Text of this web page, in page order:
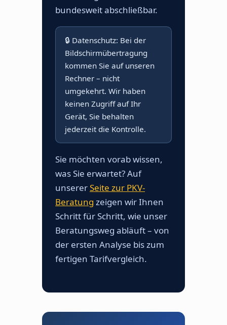
bundesweit abschließbar.
🔒 Datenschutz: Bei der
Bildschirmübertragung
kommen Sie auf unseren
Rechner – nicht
umgekehrt. Wir haben
keinen Zugriff auf Ihr
Gerät, Sie behalten
jederzeit die Kontrolle.
Sie möchten vorab wissen,
was Sie erwartet? Auf
unsererSeite zur PKV-
Beratung zeigen wir Ihnen
Schritt für Schritt, wie unser
Beratungsweg abläuft – von
der ersten Analyse bis zum
fertigen Tarifvergleich.